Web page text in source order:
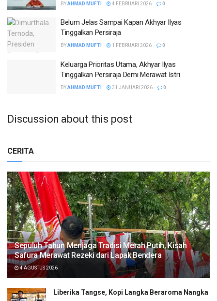
BYAHMAD MUFTI 4 FEBRUARI 2026 0
Belum Jelas Sampai Kapan Akhyar Ilyas
Tinggalkan Persiraja
BYAHMAD MUFTI 1 FEBRUARI 2026 0
Keluarga Prioritas Utama, Akhyar Ilyas
Tinggalkan Persiraja Demi Merawat Istri
BYAHMAD MUFTI 31 JANUARI 2026 0
Discussion about this post
CERITA
Sepuluh Tahun Menjaga Tradisi Merah Putih, Kisah
Safura Merawat Rezeki dari Lapak Bendera
4 AGUSTUS 2026
Liberika Tangse, Kopi Langka Beraroma Nangka